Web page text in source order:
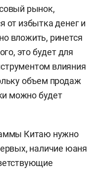
рынок,
от избытка денег и
вложить, ринется
это будет для
влияния
объем продаж
можно будет
Китаю нужно
наличие юаня